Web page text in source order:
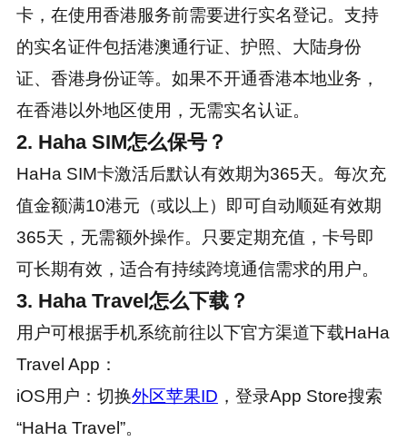
卡，在使用香港服务前需要进行实名登记。支持
的实名证件包括港澳通行证、护照、大陆身份
证、香港身份证等。如果不开通香港本地业务，
在香港以外地区使用，无需实名认证。
2. Haha SIM怎么保号？
HaHa SIM卡激活后默认有效期为365天。每次充
值金额满10港元（或以上）即可自动顺延有效期
365天，无需额外操作。只要定期充值，卡号即
可长期有效，适合有持续跨境通信需求的用户。
3. Haha Travel怎么下载？
用户可根据手机系统前往以下官方渠道下载HaHa
Travel App：
iOS用户：切换外区苹果ID ，登录App Store搜索
“HaHa Travel”。